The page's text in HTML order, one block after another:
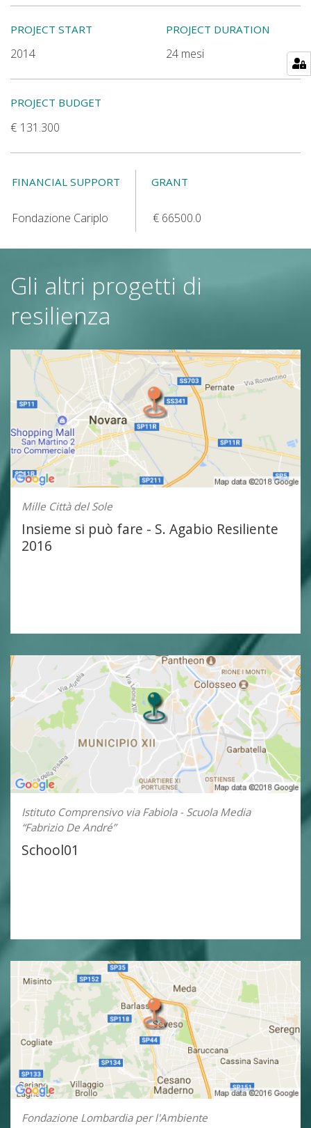
PROJECT START
2014
PROJECT DURATION
24 mesi
PROJECT BUDGET
131.300
FINANCIAL SUPPORT GRANT
Fondazione Cariplo 66500.0
Gli altri progetti di
resilienza
Mille Città del Sole
Insieme si può fare - S. Agabio Resiliente
2016
Istituto Comprensivo via Fabiola - Scuola Media
“Fabrizio De André”
School01
Fondazione Lombardia per l'Ambiente